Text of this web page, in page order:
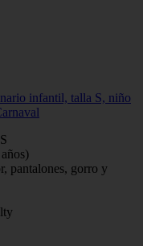
infantil, talla S, niño
pantalones, gorro y